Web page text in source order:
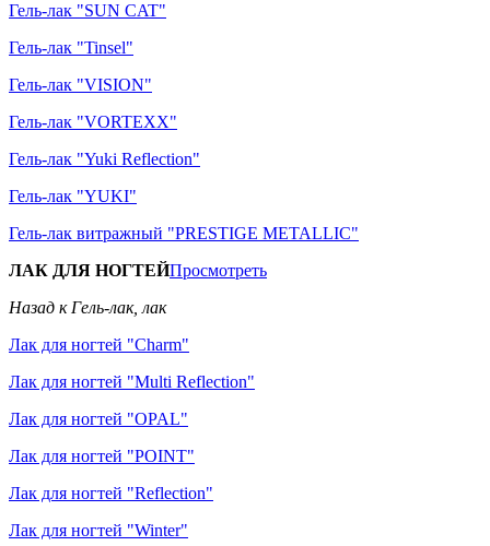
Гель-лак "SUN CAT"
Гель-лак "Tinsel"
Гель-лак "VISION"
Гель-лак "VORTEXX"
Гель-лак "Yuki Reflection"
Гель-лак "YUKI"
Гель-лак витражный "PRESTIGE METALLIC"
ЛАК ДЛЯ НОГТЕЙПросмотреть
Назад к Гель-лак, лак
Лак для ногтей "Charm"
Лак для ногтей "Multi Reflection"
Лак для ногтей "OPAL"
Лак для ногтей "POINT"
Лак для ногтей "Reflection"
Лак для ногтей "Winter"